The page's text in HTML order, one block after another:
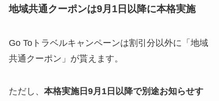
地域共通クーポンは9月1日以降に本格実施
Go Toトラベルキャンペーンは割引分以外に「地域
共通クーポン」が貰えます。
ただし、 本格実施日9月1日以降で別途お知らせす